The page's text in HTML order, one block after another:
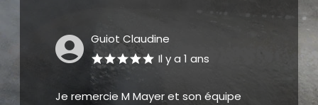
DEREGNAUCOURT
Il y a 2 ans
Artisan réactif, professionnel A